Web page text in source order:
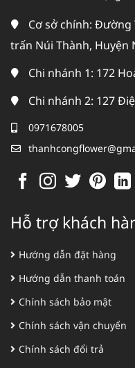
Cơ sở chính: Đường
trấn Núi Thành, Huyện
Chi nhánh 1: 172
Chi nhánh 2: 127
0971678005
Hỗ trợ khách
Hướng dẫn đặt hàng
Hướng dẫn thanh toán
Chính sách bảo mật
Chính sách vận chuyển
Chính sách đổi trả